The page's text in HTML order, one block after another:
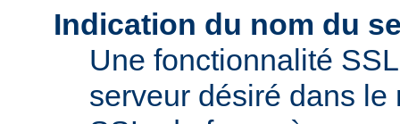
Indication du nom du
Une fonctionnalité
serveur désiré dans